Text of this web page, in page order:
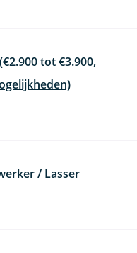
tot €3.900,
/ Lasser